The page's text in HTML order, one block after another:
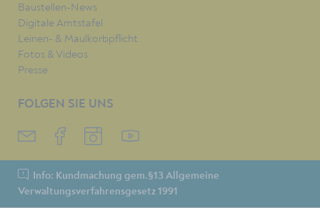
Baustellen-News
Digitale Amtstafel
Leinen- & Maulkorbpflicht
Fotos & Videos
Presse
FOLGEN SIE UNS
Info: Kundmachung gem.§13 Allgemeine
Verwaltungsverfahrensgesetz 1991